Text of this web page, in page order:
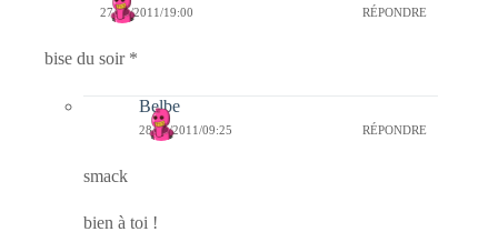
27/01/2011/19:00 RÉPONDRE
bise du soir *
Belbe
28/01/2011/09:25 RÉPONDRE
smack
bien à toi !